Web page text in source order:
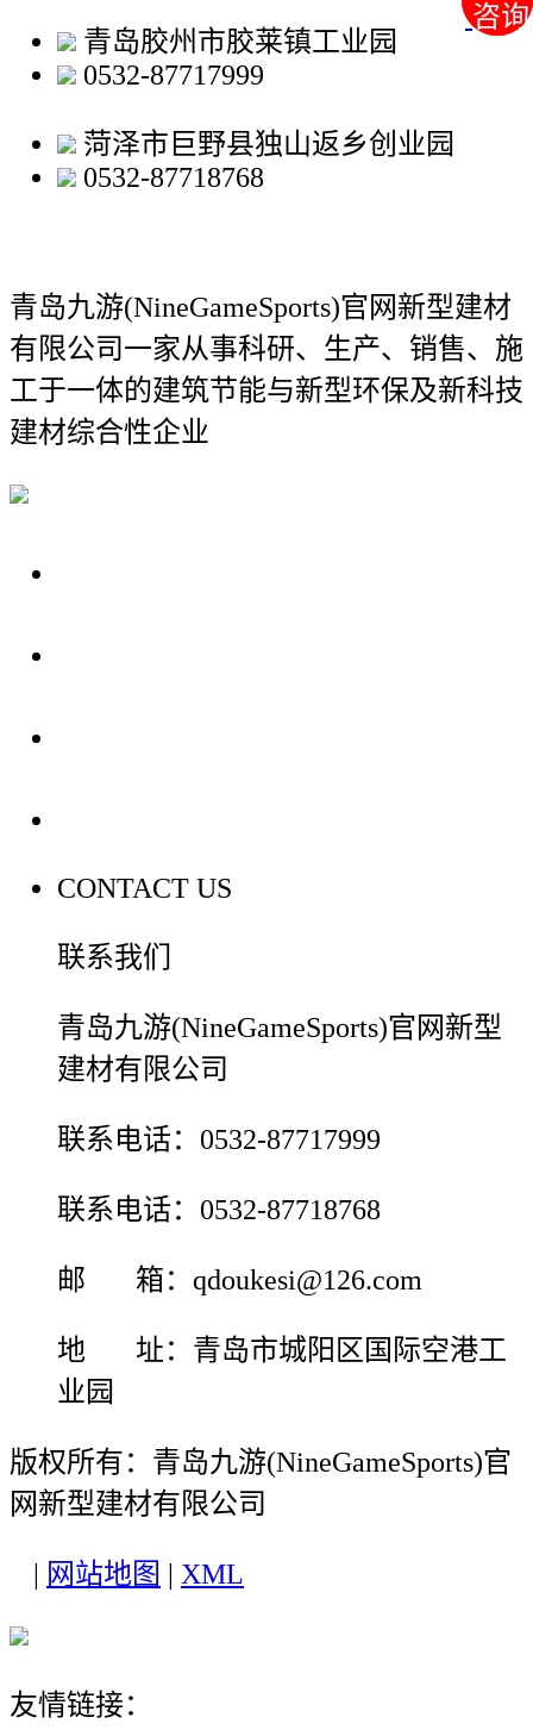
咨询
咨询
青岛胶州市胶莱镇工业园
0532-87717999
菏泽市巨野县独山返乡创业园
0532-87718768
青岛九游(NineGameSports)官网新型建材
有限公司一家从事科研、生产、销售、施
工于一体的建筑节能与新型环保及新科技
建材综合性企业
CONTACT US
联系我们
青岛九游(NineGameSports)官网新型
建材有限公司
联系电话：0532-87717999
联系电话：0532-87718768
邮 箱：qdoukesi@126.com
地 址：青岛市城阳区国际空港工
业园
版权所有：青岛九游(NineGameSports)官
网新型建材有限公司
网站地图 XML
友情链接：